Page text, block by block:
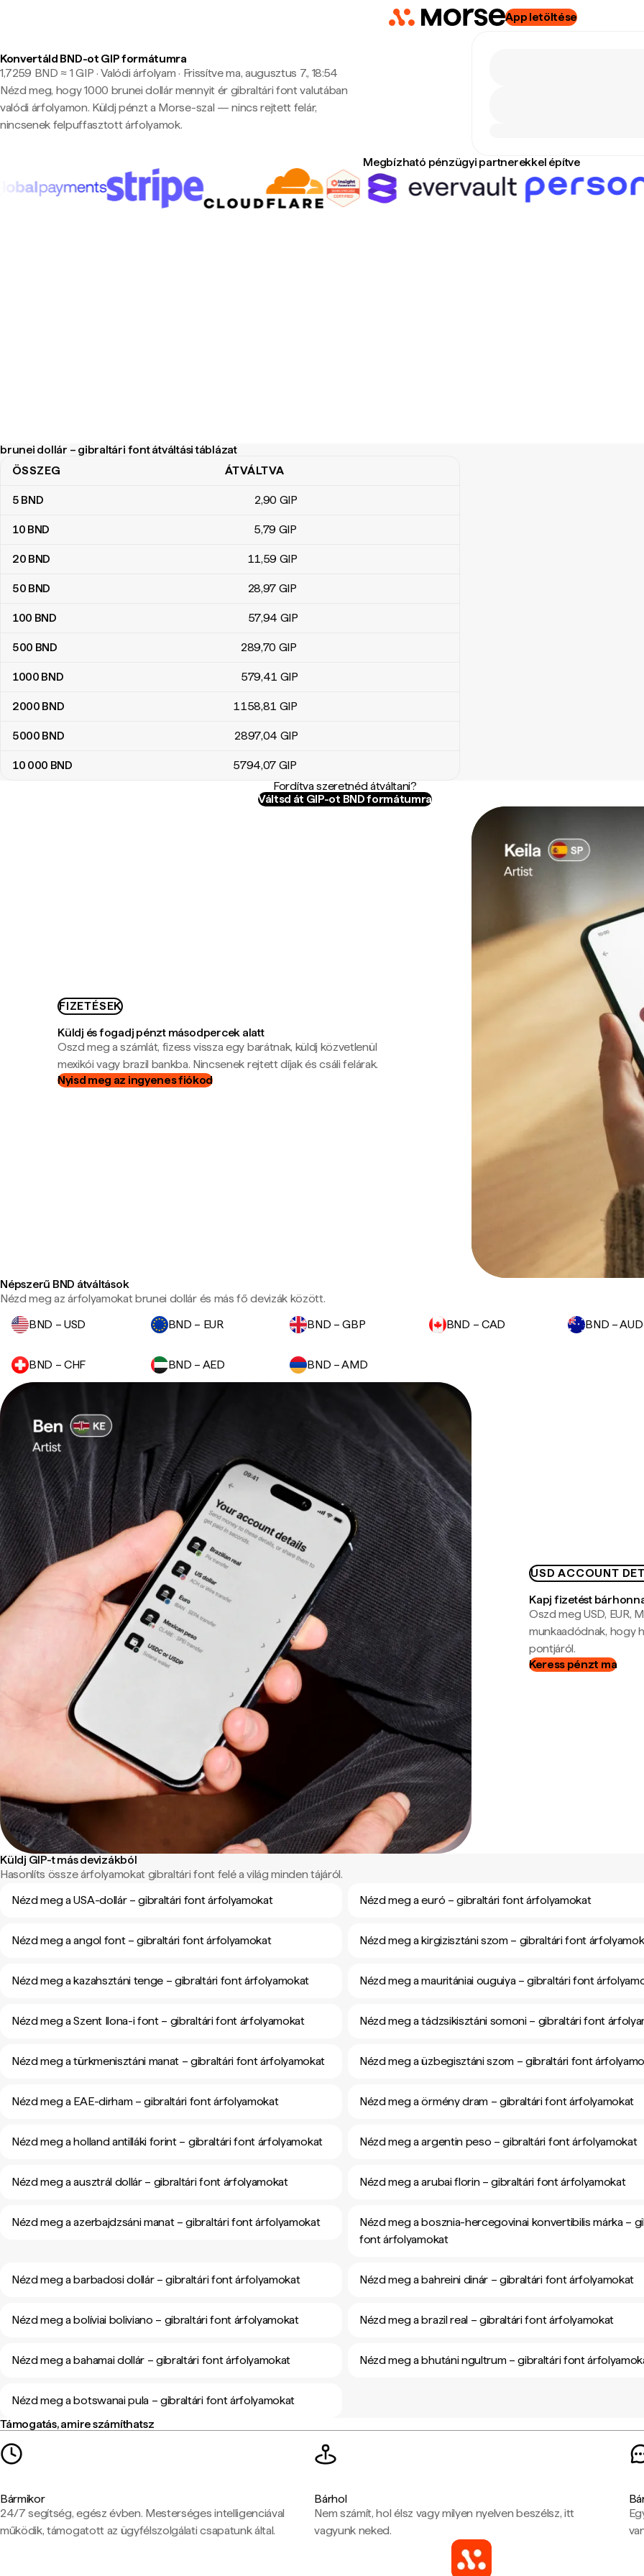
App letöltése
Konvertáld BND-ot GIP formátumra
1,7259 BND ≈ 1 GIP · Valódi árfolyam · Frissítve ma, augusztus 7., 18:54
Nézd meg, hogy 1000 brunei dollár mennyit ér gibraltári font valutában
valódi árfolyamon. Küldj pénzt a Morse-szal — nincs rejtett felár,
nincsenek felpuffasztott árfolyamok.
Megbízható pénzügyi partnerekkel építve
brunei dollár – gibraltári font átváltási táblázat
brunei dollár – gibraltári font átváltási táblázat
ÖSSZEG ÁTVÁLTVA
5 BND 2,90 GIP
10 BND 5,79 GIP
20 BND 11,59 GIP
50 BND 28,97 GIP
100 BND 57,94 GIP
500 BND 289,70 GIP
1000 BND 579,41 GIP
2000 BND 1158,81 GIP
5000 BND 2897,04 GIP
10 000 BND 5794,07 GIP
Fordítva szeretnéd átváltani?
Váltsd át GIP-ot BND formátumra
FIZETÉSEK
Küldj és fogadj pénzt másodpercek alatt
Oszd meg a számlát, fizess vissza egy barátnak, küldj közvetlenül
mexikói vagy brazil bankba. Nincsenek rejtett díjak és csáli felárak.
Nyisd meg az ingyenes fiókod
Népszerű BND átváltások
Nézd meg az árfolyamokat brunei dollár és más fő devizák között.
BND – USD
BND – EUR BND – GBP BND – CAD BND – AUD
BND – CHF BND – AED BND – AMD
USD ACCOUNT
Kapj fizetést
Oszd meg USD, EUR,
munkaadódnak, hogy
pontjáról.
Keress pénzt ma
Küldj GIP-t más devizákból
Hasonlíts össze árfolyamokat gibraltári font felé a világ minden tájáról.
Nézd meg a USA-dollár – gibraltári font árfolyamokat
Nézd meg a euró – gibraltári font árfolyamokat
Nézd meg a angol font – gibraltári font árfolyamokat Nézd meg a kirgizisztáni szom – gibraltári font
Nézd meg a kazahsztáni tenge – gibraltári font árfolyamokat Nézd meg a mauritániai ouguiya – gibraltári font
Nézd meg a Szent Ilona-i font – gibraltári font árfolyamokat Nézd meg a tádzsikisztáni somoni – gibraltári font
Nézd meg a türkmenisztáni manat – gibraltári font árfolyamokat Nézd meg a üzbegisztáni szom – gibraltári font
Nézd meg a EAE-dirham – gibraltári font árfolyamokat Nézd meg a örmény dram – gibraltári font árfolyamokat
Nézd meg a holland antilláki forint – gibraltári font árfolyamokat Nézd meg a argentin peso – gibraltári font árfolyamokat
Nézd meg a ausztrál dollár – gibraltári font árfolyamokat Nézd meg a arubai florin – gibraltári font árfolyamokat
Nézd meg a azerbajdzsáni manat – gibraltári font árfolyamokat
Nézd meg a bosznia-hercegovinai konvertibilis márka –
font árfolyamokat
Nézd meg a barbadosi dollár – gibraltári font árfolyamokat Nézd meg a bahreini dinár – gibraltári font árfolyamokat
Nézd meg a bolíviai boliviano – gibraltári font árfolyamokat Nézd meg a brazil real – gibraltári font árfolyamokat
Nézd meg a bahamai dollár – gibraltári font árfolyamokat Nézd meg a bhutáni ngultrum – gibraltári font
Nézd meg a botswanai pula – gibraltári font árfolyamokat
Támogatás, amire számíthatsz
Bármikor
24/7 segítség, egész évben. Mesterséges intelligenciával
működik, támogatott az ügyfélszolgálati csapatunk által.
Bárhol
Nem számít, hol élsz vagy milyen nyelven beszélsz, itt
vagyunk neked.